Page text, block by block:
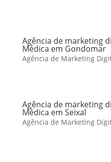
Agência de marketing
Médica em Gondomar
Agência de Marketing
Agência de marketing
Médica em Seixal
Agência de Marketing